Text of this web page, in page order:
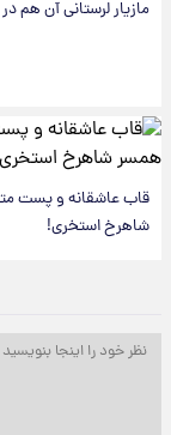
مازیار لرستانی آن هم در
قاب عاشقانه و پست
شاهرخ استخری!